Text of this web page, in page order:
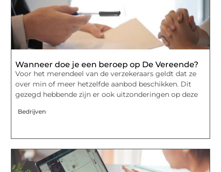
Wanneer doe je een beroep op De Vereende?
Voor het merendeel van de verzekeraars geldt dat ze
over min of meer hetzelfde aanbod beschikken. Dit
gezegd hebbende zijn er ook uitzonderingen op deze
Bedrijven